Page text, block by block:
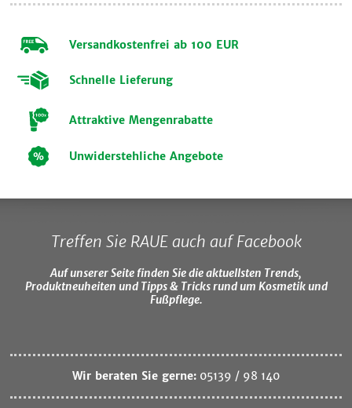
Versandkostenfrei ab 100 EUR
Schnelle Lieferung
Attraktive Mengenrabatte
Unwiderstehliche Angebote
Treffen Sie RAUE auch auf Facebook
Auf unserer Seite finden Sie die aktuellsten Trends,
Produktneuheiten und Tipps & Tricks rund um Kosmetik und
Fußpflege.
Wir beraten Sie gerne: 05139 / 98 140